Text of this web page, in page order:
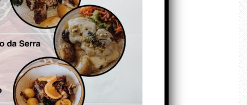
A marca Sporting em
todo o mundo está a
crescer atrás de
Ronaldo. Autor: Paulo
Freitas do Amaral
5 de Agosto de 2026
Falso crescimento… Autor: Nuno
Pereira
1 de Agosto de 2026